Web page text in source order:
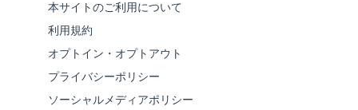
本サイトのご利用について
利用規約
オプトイン・オプトアウト
プライバシーポリシー
ソーシャルメディアポリシー